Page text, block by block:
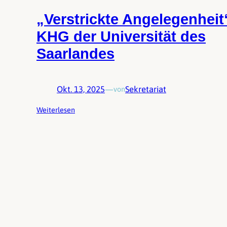
„Verstrickte
KHG der Universität des
Saarlandes
Okt. 13, 2025—vonSekretariat
Weiterlesen